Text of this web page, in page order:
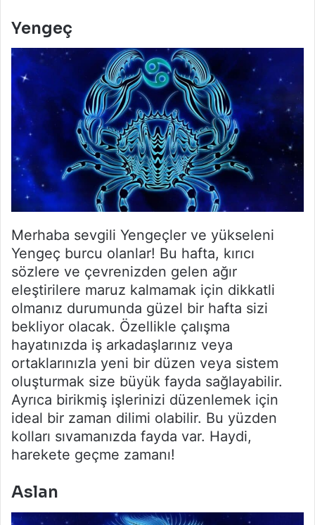
Yengeç
Merhaba sevgili Yengeçler ve yükseleni
Yengeç burcu olanlar! Bu hafta, kırıcı
sözlere ve çevrenizden gelen ağır
eleştirilere maruz kalmamak için dikkatli
olmanız durumunda güzel bir hafta sizi
bekliyor olacak. Özellikle çalışma
hayatınızda iş arkadaşlarınız veya
ortaklarınızla yeni bir düzen veya sistem
oluşturmak size büyük fayda sağlayabilir.
Ayrıca birikmiş işlerinizi düzenlemek için
ideal bir zaman dilimi olabilir. Bu yüzden
kolları sıvamanızda fayda var. Haydi,
harekete geçme zamanı!
Aslan